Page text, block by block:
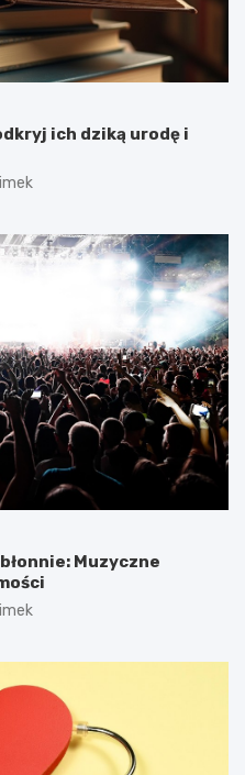
ich dziką urodę i
Muzyczne